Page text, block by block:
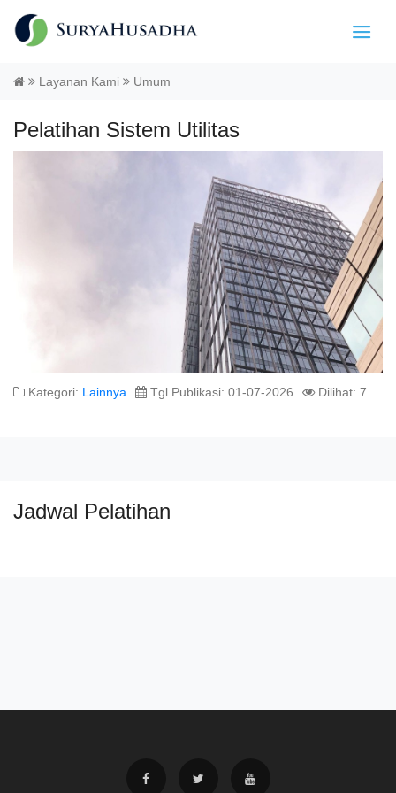
Layanan Kami Umum
Pelatihan Sistem Utilitas
Kategori: Lainnya Tgl Publikasi: 01-07-2026 Dilihat: 7
Jadwal Pelatihan